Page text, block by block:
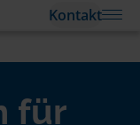
Kontakt
für